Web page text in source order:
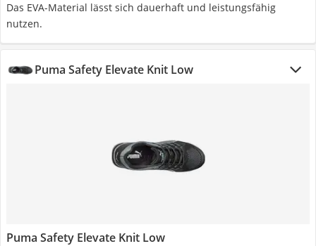
Das EVA-Material lässt sich dauerhaft und leistungsfähig
nutzen.
Puma Safety Elevate Knit Low
Puma Safety Elevate Knit Low